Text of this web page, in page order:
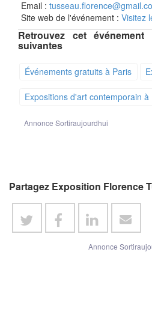
Email :
Site web de l'événement : Visitez
Retrouvez cet
suivantes
Événements gratuits à Paris
Expositions d'art contemporain à
Annonce Sortiraujourdhui
Partagez Exposition Florence
Annonce